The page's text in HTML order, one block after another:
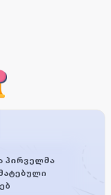
პირველმა